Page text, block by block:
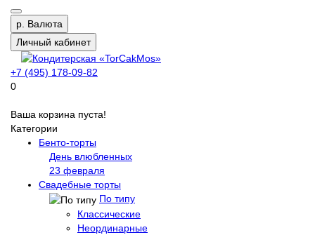
р. Валюта
Личный кабинет
+7 (495) 178-09-82
0
Ваша корзина пуста!
Категории
Бенто-торты
День влюбленных
23 февраля
Свадебные торты
По типу
Классические
Неординарные